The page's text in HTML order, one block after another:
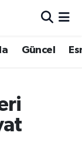
Güncel